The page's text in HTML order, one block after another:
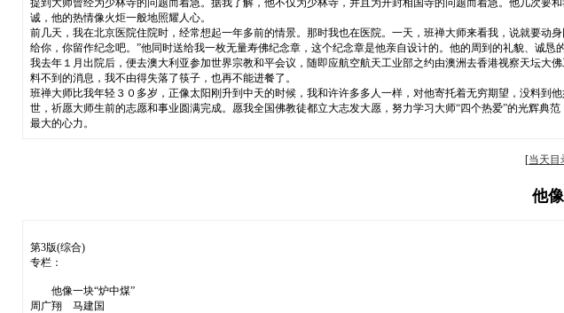
诚，他的热情像火炬一般地照耀人心。
前几天，我在北京医院住院时，经常想起一年多前的情景。那时我也在医院。一天，班禅大师来看我，说就要动
给你，你留作纪念吧。”他同时送给我一枚无量寿佛纪念章，这个纪念章是他亲自设计的。他的周到的礼貌、诚
我去年１月出院后，便去澳大利亚参加世界宗教和平会议，随即应航空航天工业部之约由澳洲去香港视察天坛
料不到的消息，我不由得失落了筷子，也再不能进餐了。
班禅大师比我年轻３０多岁，正像太阳刚升到中天的时候，我和许许多多人一样，对他寄托着无穷期望，没料
世，祈愿大师生前的志愿和事业圆满完成。愿我全国佛教徒都立大志发大愿，努力学习大师“四个热爱”的光辉
最大的心力。
[当天目
他
第3版(综合)
专栏：
他像一块“炉中煤”
周广翔 马建国